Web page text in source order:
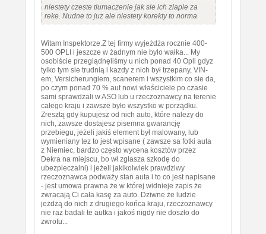
niestety czeste tlumaczenie jak sie ich zlapie za
reke. Nudne to juz ale niestety korekty to norma
Witam Inspektorze.Z tej firmy wyjeżdża rocznie 400-
500 OPLI i jeszcze w żadnym nie było wałka... My
osobiście przeglądnęliśmy u nich ponad 40 Opli gdyz
tylko tym sie trudnią i kazdy z nich był trzepany, VIN-
em, Versicherungiem, scanerem i wszystkim co sie da,
po czym ponad 70 % aut nowi właściciele po czasie
sami sprawdzali w ASO lub u rzeczoznawcy na terenie
całego kraju i zawsze było wszystko w porządku.
Zresztą gdy kupujesz od nich auto, które należy do
nich, zawsze dostajesz pisemna gwarancję
przebiegu, jeżeli jakiś element był malowany, lub
wymieniany tez to jest wpisane ( zawsze sa fotki auta
z Niemiec, bardzo często wycena kosztów przez
Dekra na miejscu, bo wł zgłasza szkodę do
ubezpieczalni) i jeżeli jakikolwiek prawdziwy
rzeczoznawca podważy stan auta i to co jest napisane
- jest umowa prawna że w której widnieje zapis że
zwracają Ci cała kasę za auto. Dziwne że ludzie
jeżdżą do nich z drugiego końca kraju, rzeczoznawcy
nie raz badali te autka i jakoś nigdy nie doszło do
zwrotu...